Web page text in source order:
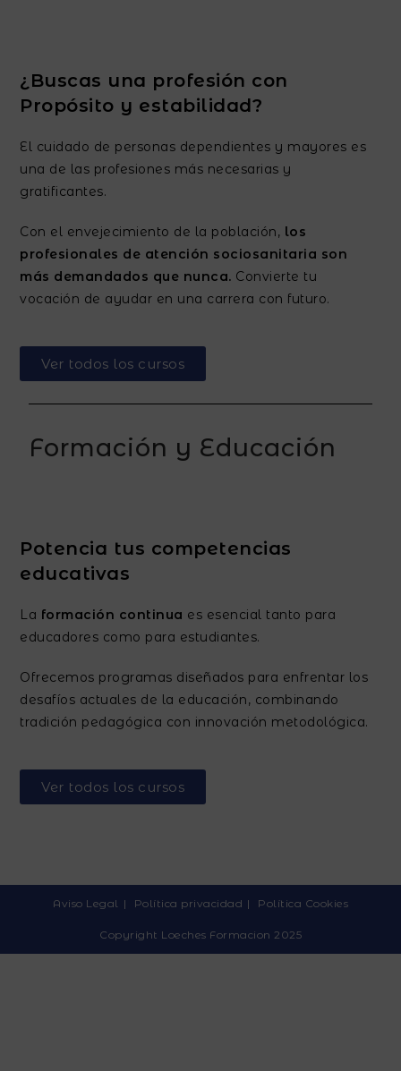
¿Buscas una profesión con
Propósito y estabilidad?
El cuidado de personas dependientes y mayores es
una de las profesiones más necesarias y
gratificantes.
Con el envejecimiento de la población, los
profesionales de atención sociosanitaria son
más demandados que nunca. Convierte tu
vocación de ayudar en una carrera con futuro.
Ver todos los cursos
Formación y Educación
Potencia tus competencias
educativas
La formación continua es esencial tanto para
educadores como para estudiantes.
Ofrecemos programas diseñados para enfrentar los
desafíos actuales de la educación, combinando
tradición pedagógica con innovación metodológica.
Ver todos los cursos
Aviso Legal Política privacidad Política Cookies
Copyright Loeches Formacion 2025